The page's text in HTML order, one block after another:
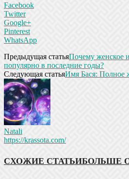
Facebook
Twitter
Google+
Pinterest
WhatsApp
Предыдущая статьяПочему женское
популярно в последние годы?
Следующая статьяИмя Бася: Полное
Natali
https://krassota.com/
СХОЖИЕ СТАТЬИБОЛЬШЕ